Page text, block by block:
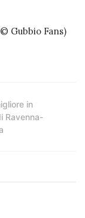
Gubbio Fans)
in
Ravenna-